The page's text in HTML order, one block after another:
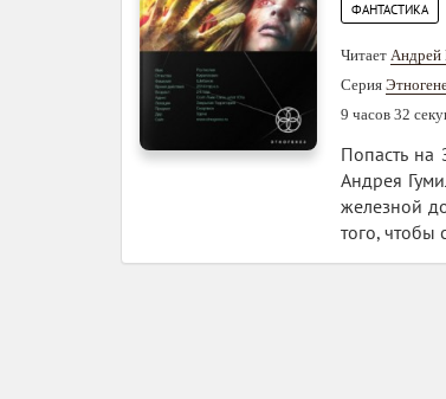
ФАНТАСТИКА
Читает Андрей
Серия
9 часов 32
Попасть на
Андрея
железной
того, чтобы